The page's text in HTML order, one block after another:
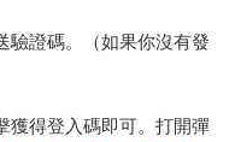
證碼。（如果你沒有發
得登入碼即可。打開彈